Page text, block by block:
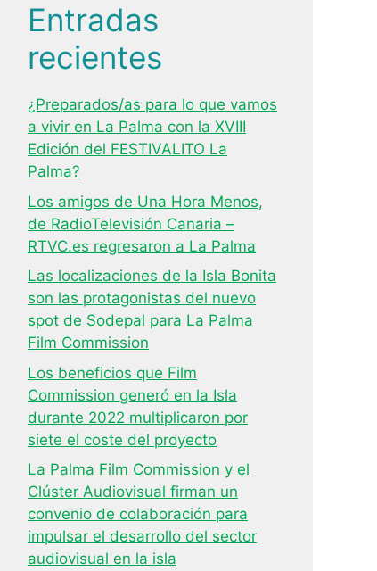
Entradas
recientes
¿Preparados/as para lo que vamos
a vivir en La Palma con la XVIII
Edición del FESTIVALITO La
Palma?
Los amigos de Una Hora Menos,
de RadioTelevisión Canaria –
RTVC.es regresaron a La Palma
Las localizaciones de la Isla Bonita
son las protagonistas del nuevo
spot de Sodepal para La Palma
Film Commission
Los beneficios que Film
Commission generó en la Isla
durante 2022 multiplicaron por
siete el coste del proyecto
La Palma Film Commission y el
Clúster Audiovisual firman un
convenio de colaboración para
impulsar el desarrollo del sector
audiovisual en la isla